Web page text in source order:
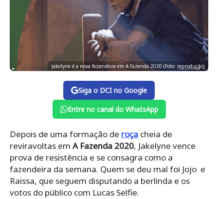
Jakelyne é a nova fazendeira em A Fazenda 2020 (Foto: reprodução)
Siga o DCI no Google
Entre no canal do WhatsApp
Depois de uma formação de roça cheia de
reviravoltas em A Fazenda 2020, Jakelyne vence
prova de resistência e se consagra como a
fazendeira da semana. Quem se deu mal foi Jojo e
Raissa, que seguem disputando a berlinda e os
votos do público com Lucas Selfie.